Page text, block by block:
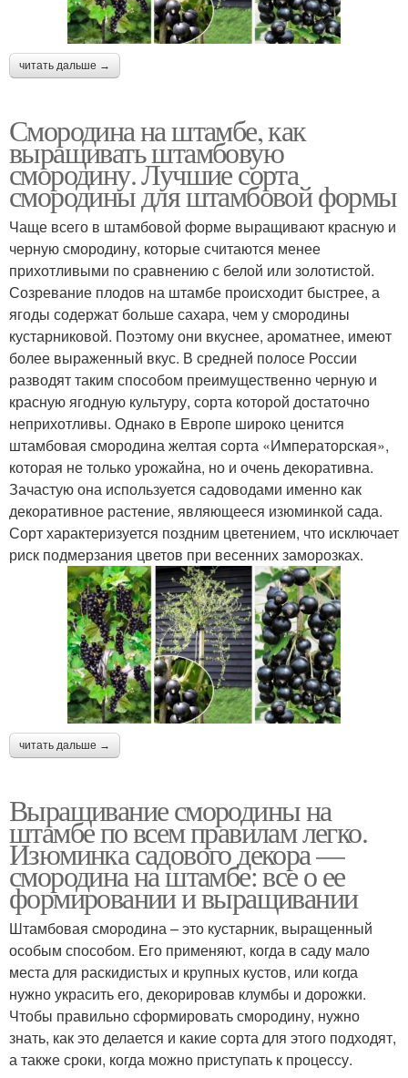
читать дальше →
Смородина на штамбе, как
выращивать штамбовую
смородину. Лучшие сорта
смородины для штамбовой формы
Чаще всего в штамбовой форме выращивают красную и
черную смородину, которые считаются менее
прихотливыми по сравнению с белой или золотистой.
Созревание плодов на штамбе происходит быстрее, а
ягоды содержат больше сахара, чем у смородины
кустарниковой. Поэтому они вкуснее, ароматнее, имеют
более выраженный вкус. В средней полосе России
разводят таким способом преимущественно черную и
красную ягодную культуру, сорта которой достаточно
неприхотливы. Однако в Европе широко ценится
штамбовая смородина желтая сорта «Императорская»,
которая не только урожайна, но и очень декоративна.
Зачастую она используется садоводами именно как
декоративное растение, являющееся изюминкой сада.
Сорт характеризуется поздним цветением, что исключает
риск подмерзания цветов при весенних заморозках.
читать дальше →
Выращивание смородины на
штамбе по всем правилам легко.
Изюминка садового декора —
смородина на штамбе: все о ее
формировании и выращивании
Штамбовая смородина – это кустарник, выращенный
особым способом. Его применяют, когда в саду мало
места для раскидистых и крупных кустов, или когда
нужно украсить его, декорировав клумбы и дорожки.
Чтобы правильно сформировать смородину, нужно
знать, как это делается и какие сорта для этого подходят,
а также сроки, когда можно приступать к процессу.